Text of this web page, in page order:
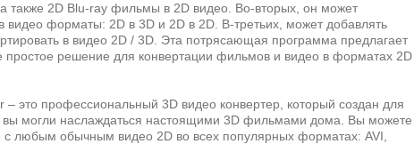
также 2D Blu-ray фильмы в 2D видео. Во-вторых, он может
видео форматы: 2D в 3D и 2D в 2D. В-третьих, может добавлять
в видео 2D / 3D. Эта потрясающая программа предлагает
простое решение для конвертации фильмов и видео в форматах 2D
– это профессиональный 3D видео конвертер, который создан для
вы могли наслаждаться настоящими 3D фильмами дома. Вы можете
с любым обычным видео 2D во всех популярных форматах: AVI,